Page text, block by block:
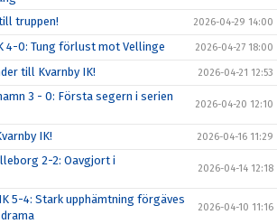
truppen! 2026-04-29 14:00
4-0: Tung förlust mot Vellinge 2026-04-27 18:00
till Kvarnby IK! 2026-04-21 12:53
3 - 0: Första segern i serien
2026-04-20 12:10
IK! 2026-04-16 11:29
2-2: Oavgjort i
2026-04-14 12:18
5-4: Stark upphämtning förgäves
2026-04-10 11:16